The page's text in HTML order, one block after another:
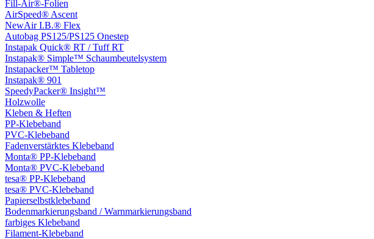
Fill-Air®-Folien
AirSpeed® Ascent
NewAir I.B.® Flex
Autobag PS125/PS125 Onestep
Instapak Quick® RT / Tuff RT
Instapak® Simple™ Schaumbeutelsystem
Instapacker™ Tabletop
Instapak® 901
SpeedyPacker® Insight™
Holzwolle
Kleben & Heften
PP-Klebeband
PVC-Klebeband
Fadenverstärktes Klebeband
Monta® PP-Klebeband
Monta® PVC-Klebeband
tesa® PP-Klebeband
tesa® PVC-Klebeband
Papierselbstklebeband
Bodenmarkierungsband / Warnmarkierungsband
farbiges Klebeband
Filament-Klebeband